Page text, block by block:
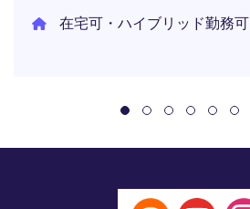
在宅可・ハイブリッド勤務可